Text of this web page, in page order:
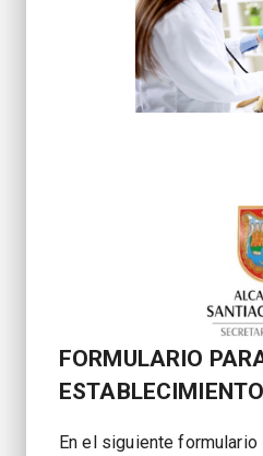
FORMULARIO
En el siguiente